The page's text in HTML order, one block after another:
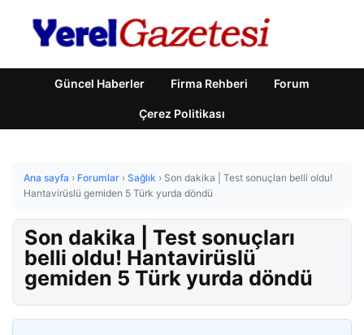
Güncel Haberler Firma Rehberi Forum
Çerez Politikası
Ana sayfa › Forumlar › Sağlık › Son dakika | Test sonuçları belli oldu!
Hantavirüslü gemiden 5 Türk yurda döndü
Son dakika | Test sonuçları
belli oldu! Hantavirüslü
gemiden 5 Türk yurda döndü